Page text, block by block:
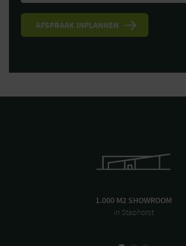
1.000 M2 SHOWROOM
in Staphorst